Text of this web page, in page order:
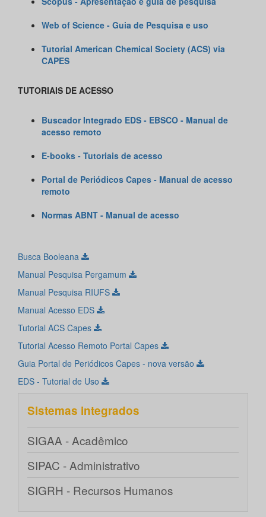
Web of Science - Guia de Pesquisa e uso
Tutorial American Chemical Society (ACS) via
CAPES
TUTORIAIS DE ACESSO
Buscador Integrado EDS - EBSCO - Manual de
acesso remoto​
E-books - Tutoriais de acesso
Portal de Periódicos Capes - Manual de acesso
remoto
Normas ABNT - Manual de acesso
Busca Booleana
Manual Pesquisa Pergamum
Manual Pesquisa RIUFS
Manual Acesso EDS
Tutorial ACS Capes
Tutorial Acesso Remoto Portal Capes
Guia Portal de Periódicos Capes - nova versão
EDS - Tutorial de Uso
Sistemas integrados
SIGAA - Acadêmico
SIPAC - Administrativo
SIGRH - Recursos Humanos